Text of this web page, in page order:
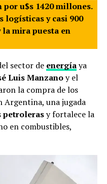
u$s 1420 millones.
logísticas y casi 900
la mira puesta en
sector de energíaya
Luis Manzanoy el
la compra de los
Argentina, una jugada
petrolerasy fortalece la
en combustibles,